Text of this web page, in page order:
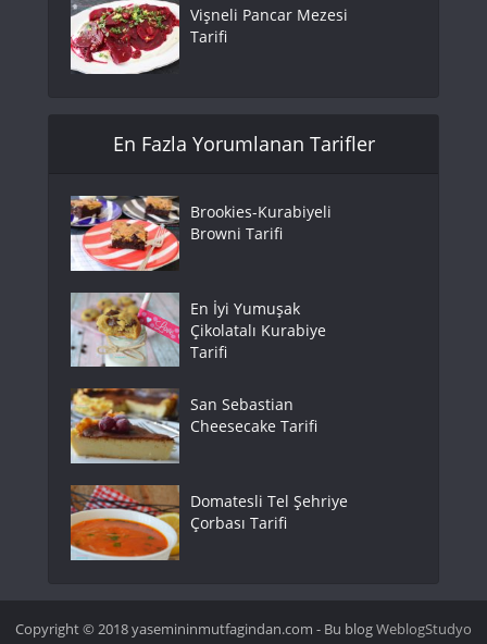
Vişneli Pancar Mezesi
Tarifi
En Fazla Yorumlanan Tarifler
Brookies-Kurabiyeli
Browni Tarifi
En İyi Yumuşak
Çikolatalı Kurabiye
Tarifi
San Sebastian
Cheesecake Tarifi
Domatesli Tel Şehriye
Çorbası Tarifi
Copyright © 2018 yasemininmutfagindan.com - Bu blogWeblogStudyo